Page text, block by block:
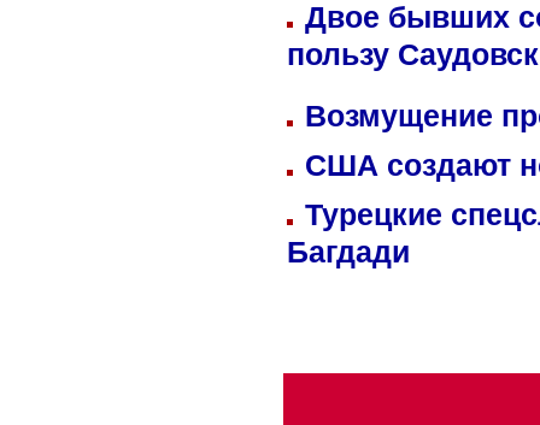
Двое бывших
пользу
Возмущение
США создают
Турецкие
Багдади